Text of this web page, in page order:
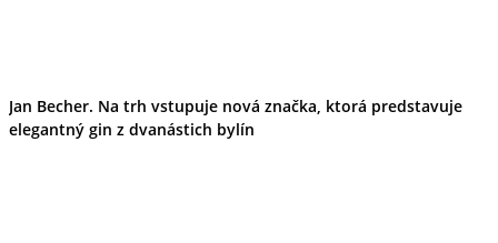
Jan Becher. Na trh vstupuje nová značka, ktorá predstavuje
elegantný gin z dvanástich bylín